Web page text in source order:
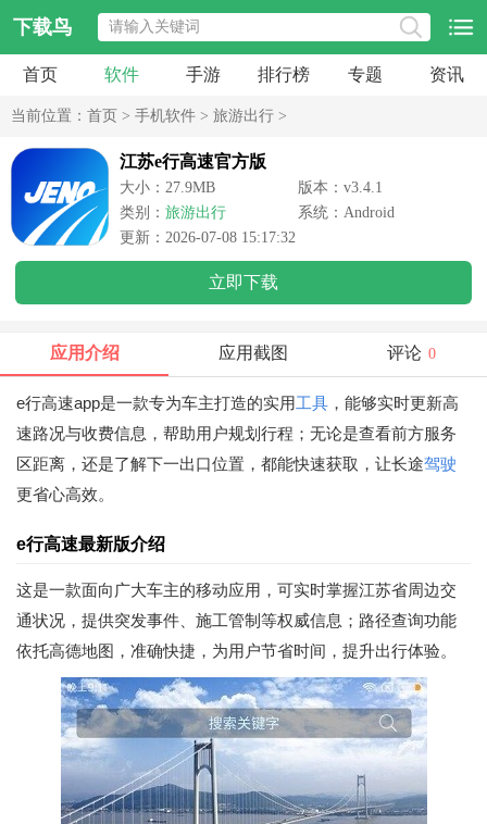
下载鸟
首页 软件 手游 排行榜 专题 资讯
当前位置： 首页 > 手机软件 > 旅游出行 >
江苏e行高速官方版
大小：27.9MB
版本：v3.4.1
类别： 旅游出行
系统：Android
更新：2026-07-08 15:17:32
立即下载
应用介绍 应用截图 评论 0
e行高速app是一款专为车主打造的实用工具 ，能够实时更新高
速路况与收费信息，帮助用户规划行程；无论是查看前方服务
区距离，还是了解下一出口位置，都能快速获取，让长途驾驶
更省心高效。
e行高速最新版介绍
这是一款面向广大车主的移动应用，可实时掌握江苏省周边交
通状况，提供突发事件、施工管制等权威信息；路径查询功能
依托高德地图，准确快捷，为用户节省时间，提升出行体验。